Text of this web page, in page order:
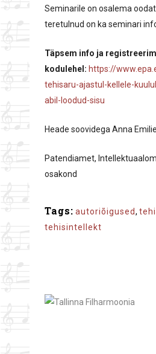
Seminarile on osalema
teretulnud on ka seminari
Täpsem info ja
kodulehel: https://
tehisaru-ajastul-kellele-
abil-loodud-sisu
Heade soovidega Anna
Patendiamet,
osakond
Tags: autoriõigused,
tehisintellekt